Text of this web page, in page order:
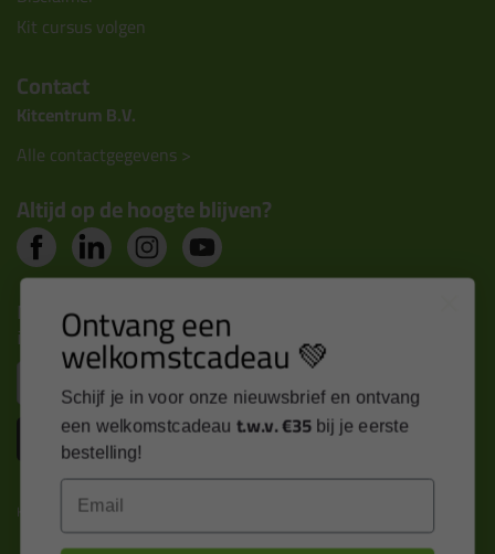
Kit cursus volgen
Contact
Kitcentrum B.V.
Alle contactgegevens >
Altijd op de hoogte blijven?
Nieuws, tips en exclusieve deals rechtstreeks in je
inbox
Inschrijven
Kitcentrum is trots op:
Ontvang een
welkomstcadeau 💚
Schijf je in voor onze nieuwsbrief en ontvang
een welkomstcadeau t.w.v. €35 bij je eerste
bestelling!